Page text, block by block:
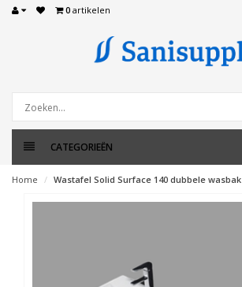
0 artikelen
CATEGORIEËN
Home Wastafel Solid Surface 140 dubbele wasbak